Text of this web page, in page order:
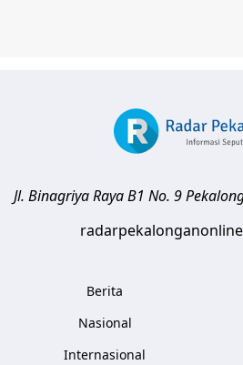
Jl. Binagriya Raya B1 No. 9
Berita
Nasional
Internasional